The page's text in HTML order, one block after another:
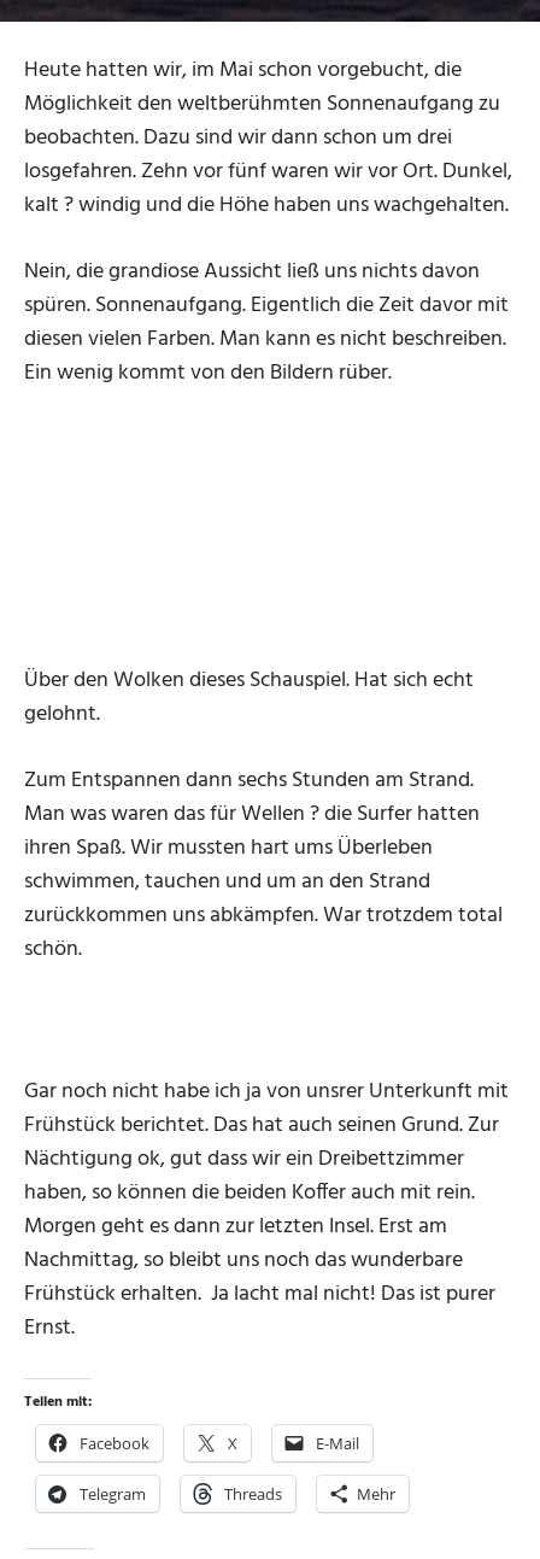
Heute hatten wir, im Mai schon vorgebucht, die
Möglichkeit den weltberühmten Sonnenaufgang zu
beobachten. Dazu sind wir dann schon um drei
losgefahren. Zehn vor fünf waren wir vor Ort. Dunkel,
kalt ? windig und die Höhe haben uns wachgehalten.
Nein, die grandiose Aussicht ließ uns nichts davon
spüren. Sonnenaufgang. Eigentlich die Zeit davor mit
diesen vielen Farben. Man kann es nicht beschreiben.
Ein wenig kommt von den Bildern rüber.
Über den Wolken dieses Schauspiel. Hat sich echt
gelohnt.
Zum Entspannen dann sechs Stunden am Strand.
Man was waren das für Wellen ? die Surfer hatten
ihren Spaß. Wir mussten hart ums Überleben
schwimmen, tauchen und um an den Strand
zurückkommen uns abkämpfen. War trotzdem total
schön.
Gar noch nicht habe ich ja von unsrer Unterkunft mit
Frühstück berichtet. Das hat auch seinen Grund. Zur
Nächtigung ok, gut dass wir ein Dreibettzimmer
haben, so können die beiden Koffer auch mit rein.
Morgen geht es dann zur letzten Insel. Erst am
Nachmittag, so bleibt uns noch das wunderbare
Frühstück erhalten. Ja lacht mal nicht! Das ist purer
Ernst.
Teilen mit:
Facebook X E-Mail
Telegram Threads Mehr